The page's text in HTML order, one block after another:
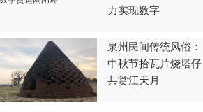
力实现数字
泉州民间传统风俗：
中秋节拾瓦片烧塔仔
共赏江天月